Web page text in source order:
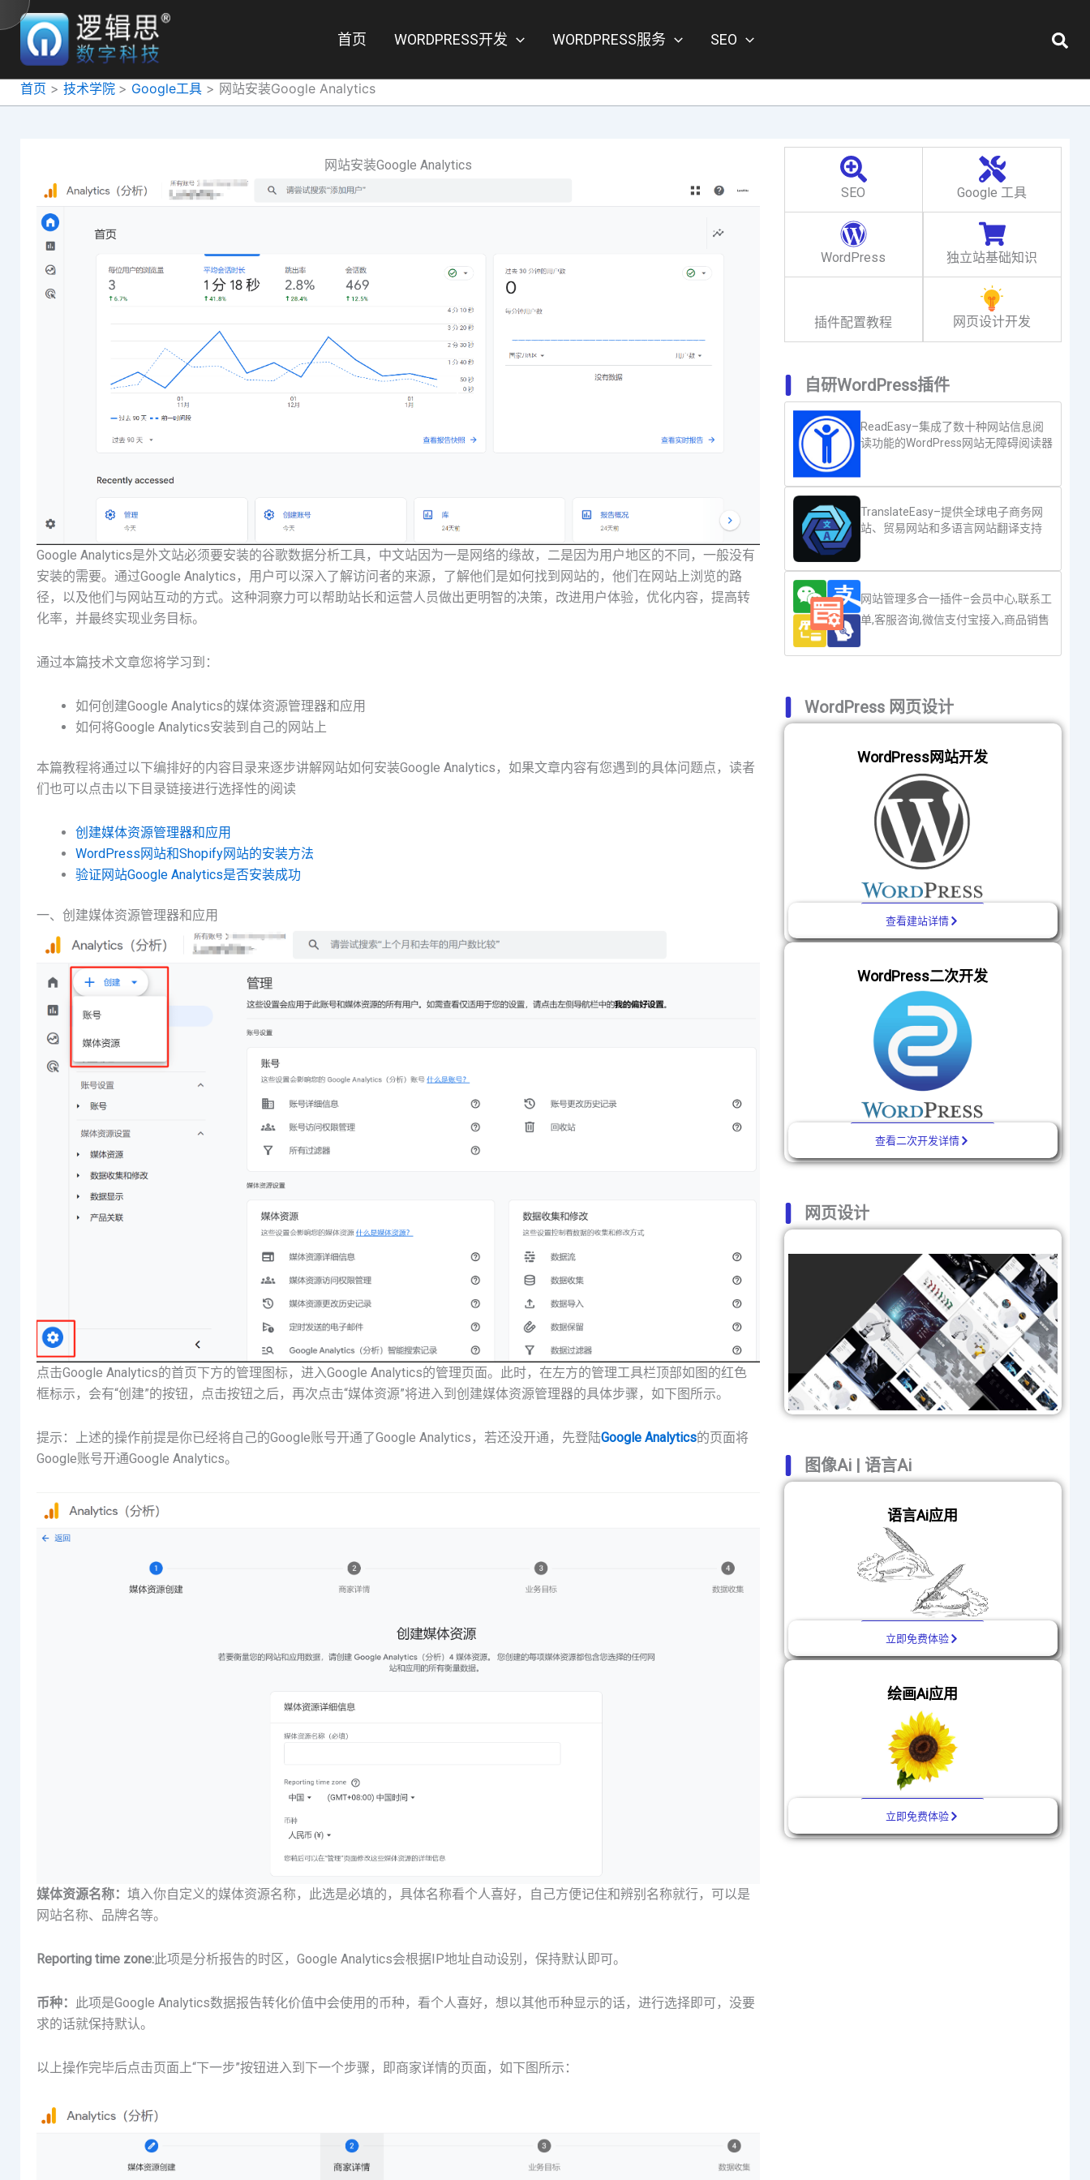
至
首页 WORDPRESS开发 WORDPRESS服务 SEO
搜
首页 技术学院 Google工具 网站安装Google Analytics
网站安装Google Analytics
Google Analytics是外文站必须要安装的谷歌数据分析工具，中文站因为一是网络的缘故，二是因为用户地区的不同，一般没有
安装的需要。通过Google Analytics，用户可以深入了解访问者的来源，了解他们是如何找到网站的，他们在网站上浏览的路
径，以及他们与网站互动的方式。这种洞察力可以帮助站长和运营人员做出更明智的决策，改进用户体验，优化内容，提高转
化率，并最终实现业务目标。
通过本篇技术文章您将学习到：
如何创建Google Analytics的媒体资源管理器和应用
如何将Google Analytics安装到自己的网站上
本篇教程将通过以下编排好的内容目录来逐步讲解网站如何安装Google Analytics，如果文章内容有您遇到的具体问题点，读者
们也可以点击以下目录链接进行选择性的阅读
创建媒体资源管理器和应用
WordPress网站和Shopify网站的安装方法
验证网站Google Analytics是否安装成功
一、创建媒体资源管理器和应用
点击Google Analytics的首页下方的管理图标，进入Google Analytics的管理页面。此时，在左方的管理工具栏顶部如图的红色
框标示，会有“创建”的按钮，点击按钮之后，再次点击“媒体资源”将进入到创建媒体资源管理器的具体步骤，如下图所示。
提示：上述的操作前提是你已经将自己的Google账号开通了Google Analytics，若还没开通，先登陆Google Analytics的页面将
Google账号开通Google Analytics。
媒体资源名称： 填入你自定义的媒体资源名称，此选是必填的，具体名称看个人喜好，自己方便记住和辨别名称就行，可以是
网站名称、品牌名等。
Reporting time zone:此项是分析报告的时区，Google Analytics会根据IP地址自动设别，保持默认即可。
币种：
此项是Google Analytics数据报告转化价值中会使用的币种，看个人喜好，想以其他币种显示的话，进行选择即可，没要
求的话就保持默认。
以上操作完毕后点击页面上“下一步”按钮进入到下一个步骤，即商家详情的页面，如下图所示：
SEO Google 工具
WordPress 独立站基础知识
插件配置教程 网页设计开发
自研WordPress插件
ReadEasy–集成了数十种网站信息阅
读功能的WordPress网站无障碍阅读器
TranslateEasy–提供全球电子商务网
站、贸易网站和多语言网站翻译支持
网站管理多合一插件–会员中心,联系工
单,客服咨询,微信支付宝接入,商品销售
WordPress 网页设计
WordPress网站开发
查看建站详情
WordPress二次开发
查看二次开发详情
网页设计
图像Ai | 语言Ai
语言Ai应用
立即免费体验
绘画Ai应用
立即免费体验